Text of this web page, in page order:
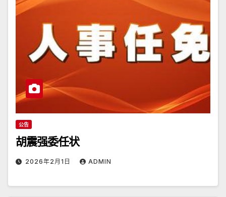
公告
胡震强委任状
2026年2月1日 ADMIN